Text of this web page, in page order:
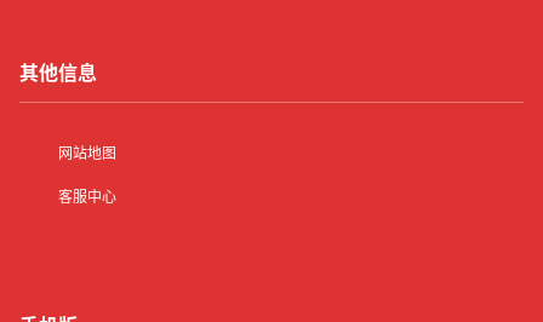
其他信息
网站地图
客服中心